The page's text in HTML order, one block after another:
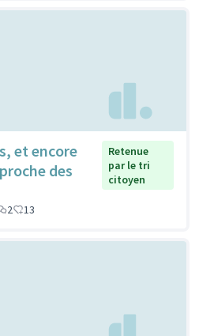
et encore
des
Retenue
par le tri
citoyen
2 13